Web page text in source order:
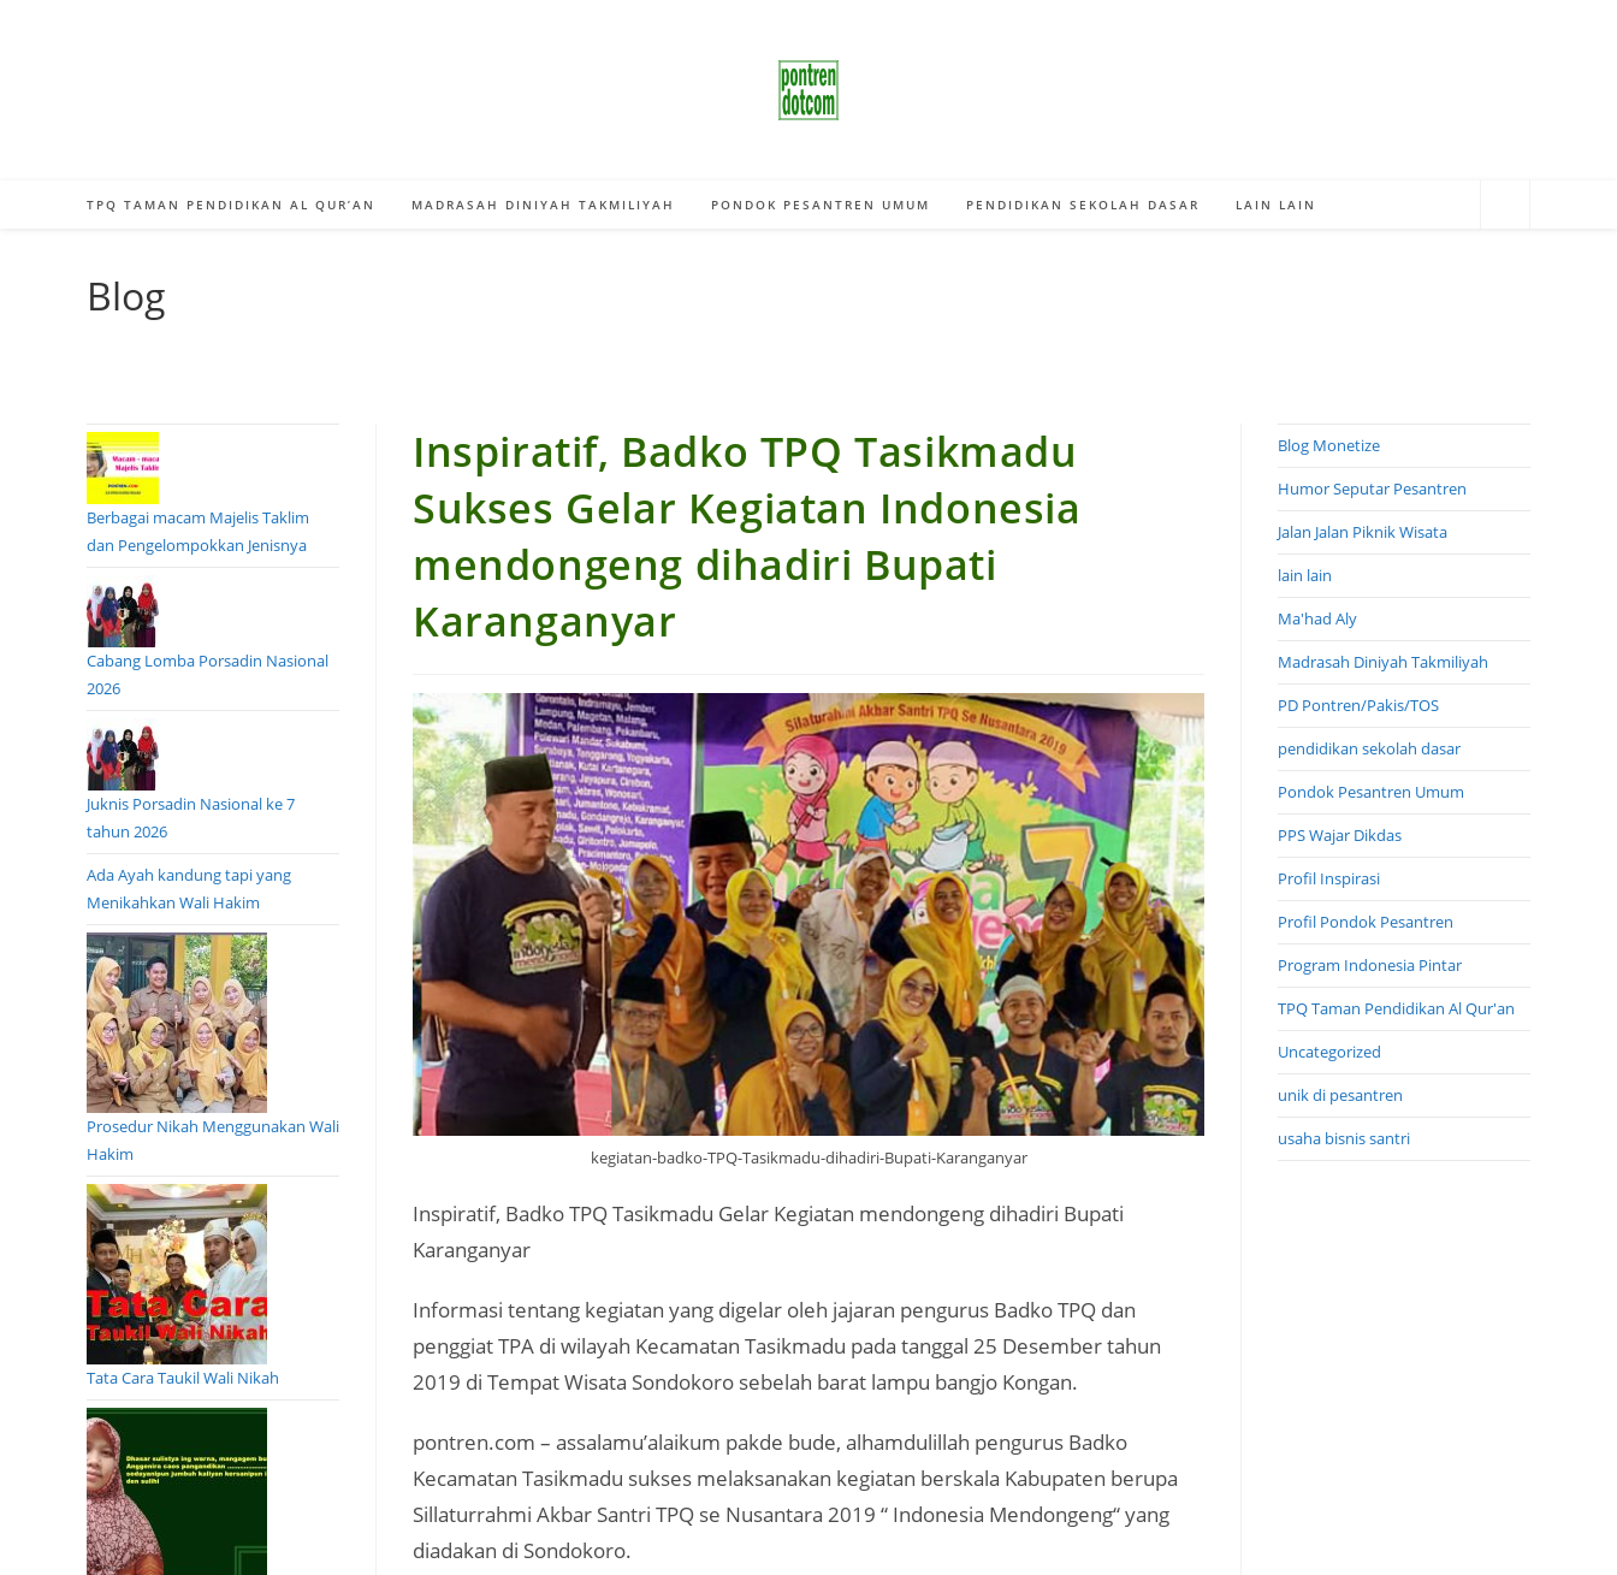
TPQ TAMAN PENDIDIKAN AL QUR’AN MADRASAH DINIYAH TAKMILIYAH PONDOK PESANTREN UMUM PENDIDIKAN SEKOLAH DASAR LAIN LAIN
Blog
Inspiratif, Badko TPQ Tasikmadu
Sukses Gelar Kegiatan Indonesia
mendongeng dihadiri Bupati
Karanganyar
kegiatan-badko-TPQ-Tasikmadu-dihadiri-Bupati-Karanganyar
Inspiratif, Badko TPQ Tasikmadu Gelar Kegiatan mendongeng dihadiri Bupati
Karanganyar
Informasi tentang kegiatan yang digelar oleh jajaran pengurus Badko TPQ dan
penggiat TPA di wilayah Kecamatan Tasikmadu pada tanggal 25 Desember tahun
2019 di Tempat Wisata Sondokoro sebelah barat lampu bangjo Kongan.
pontren.com – assalamu’alaikum pakde bude, alhamdulillah pengurus Badko
Kecamatan Tasikmadu sukses melaksanakan kegiatan berskala Kabupaten berupa
Sillaturrahmi Akbar Santri TPQ se Nusantara 2019 “ Indonesia Mendongeng“ yang
diadakan di Sondokoro.
Berbagai macam Majelis Taklim
dan Pengelompokkan Jenisnya
Cabang Lomba Porsadin Nasional
2026
Juknis Porsadin Nasional ke 7
tahun 2026
Ada Ayah kandung tapi yang
Menikahkan Wali Hakim
Prosedur Nikah Menggunakan Wali
Hakim
Tata Cara Taukil Wali Nikah
Blog Monetize
Humor Seputar Pesantren
Jalan Jalan Piknik Wisata
lain lain
Ma'had Aly
Madrasah Diniyah Takmiliyah
PD Pontren/Pakis/TOS
pendidikan sekolah dasar
Pondok Pesantren Umum
PPS Wajar Dikdas
Profil Inspirasi
Profil Pondok Pesantren
Program Indonesia Pintar
TPQ Taman Pendidikan Al Qur'an
Uncategorized
unik di pesantren
usaha bisnis santri